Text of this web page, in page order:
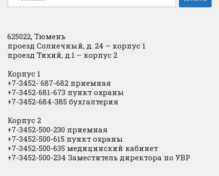
625022, Тюмень
проезд Солнечный, д. 24 – корпус 1
проезд Тихий, д.1 – корпус 2
Корпус 1
+7-3452- 687-682 приемная
+7-3452-681-673 пункт охраны
+7-3452-684-385 бухгалтерия
Корпус 2
+7-3452-500-230 приемная
+7-3452-500-615 пункт охраны
+7-3452-500-635 медицинский кабинет
+7-3452-500-234 Заместитель директора по УВР